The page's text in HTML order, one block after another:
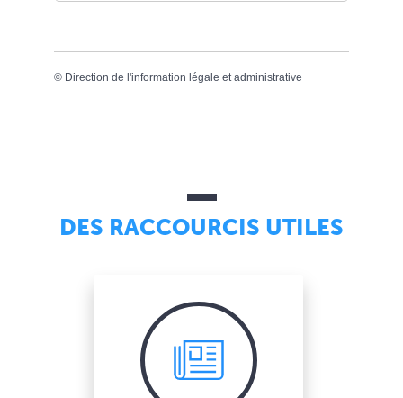
© Direction de l'information légale et administrative
DES RACCOURCIS UTILES